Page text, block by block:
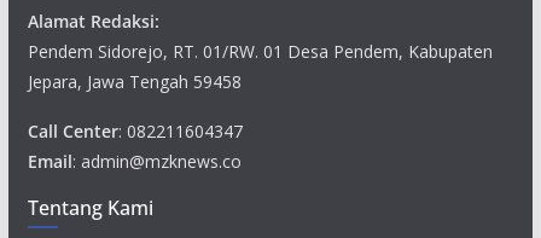
Alamat Redaksi:
Pendem Sidorejo, RT. 01/RW. 01 Desa Pendem, Kabupaten
Jepara, Jawa Tengah 59458
Call Center: 082211604347
Email: admin@mzknews.co
Tentang Kami